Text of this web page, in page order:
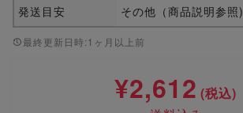
発送目安
その他（商品説明参照)
最終更新日時:1ヶ月以上前
¥2,612 (税込)